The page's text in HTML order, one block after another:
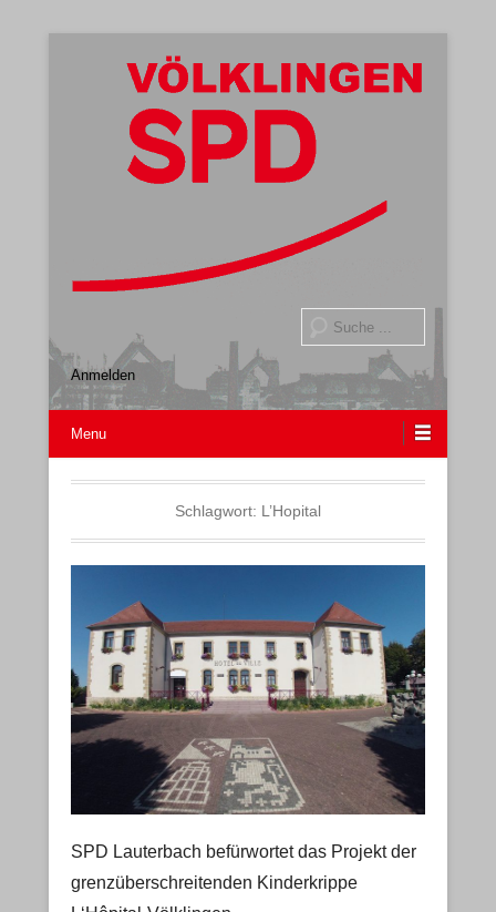
Anmelden
Menu
Schlagwort: L’Hopital
SPD Lauterbach befürwortet das Projekt der
grenzüberschreitenden Kinderkrippe